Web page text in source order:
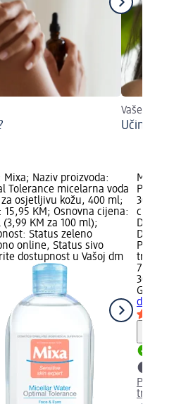
Vaše vrijeme
Učinite
Mixa; Naziv proizvoda:
Tolerance micelarna voda
osjetljivu kožu, 400 ml;
15,95 KM; Osnovna cijena:
KM za 100 ml);
Status zeleno
online, Status sivo
dostupnost u Vašoj dm
Marka:
Pantenol
30 g;
cijena: 30 g
Dostupno
Provjerite
trgovini
7,35 KM
30 g (24,50
Galenika
Provjerite
trgovini